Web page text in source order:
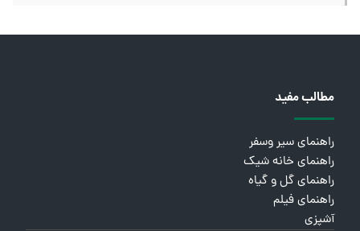
مطالب مفید
راهنمای سیر وسفر
راهنمای خانه شیک
راهنمای گل و گیاه
راهنمای فیلم
آشپزی